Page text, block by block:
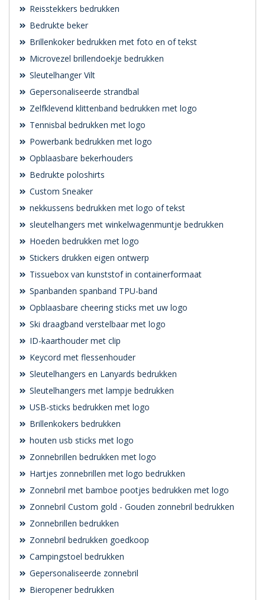
Reisstekkers bedrukken
Bedrukte beker
Brillenkoker bedrukken met foto en of tekst
Microvezel brillendoekje bedrukken
Sleutelhanger Vilt
Gepersonaliseerde strandbal
Zelfklevend klittenband bedrukken met logo
Tennisbal bedrukken met logo
Powerbank bedrukken met logo
Opblaasbare bekerhouders
Bedrukte poloshirts
Custom Sneaker
nekkussens bedrukken met logo of tekst
sleutelhangers met winkelwagenmuntje bedrukken
Hoeden bedrukken met logo
Stickers drukken eigen ontwerp
Tissuebox van kunststof in containerformaat
Spanbanden spanband TPU-band
Opblaasbare cheering sticks met uw logo
Ski draagband verstelbaar met logo
ID-kaarthouder met clip
Keycord met flessenhouder
Sleutelhangers en Lanyards bedrukken
Sleutelhangers met lampje bedrukken
USB-sticks bedrukken met logo
Brillenkokers bedrukken
houten usb sticks met logo
Zonnebrillen bedrukken met logo
Hartjes zonnebrillen met logo bedrukken
Zonnebril met bamboe pootjes bedrukken met logo
Zonnebril Custom gold - Gouden zonnebril bedrukken
Zonnebrillen bedrukken
Zonnebril bedrukken goedkoop
Campingstoel bedrukken
Gepersonaliseerde zonnebril
Bieropener bedrukken